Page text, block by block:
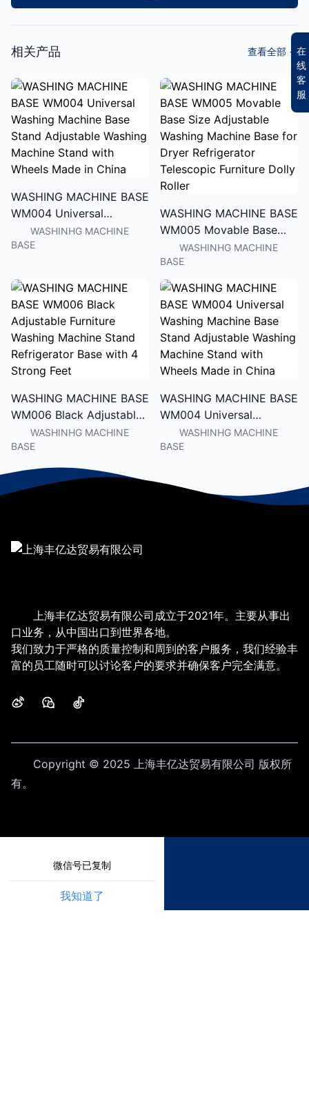
相关产品 查看全部 →
WASHING MACHINE BASE
WM004 Universal
Washing Machine Base
Stand Adjustable Washing
Wheels Made in China
WASHINHG MACHINE
BASE
WASHING MACHINE BASE
WM005 Movable Base
Size Adjustable Washing
Machine Base for Dryer
Refrigerator Telescopic
Furniture Dolly Roller
WASHINHG MACHINE
BASE
WASHING MACHINE BASE
WM006 Black Adjustable
Furniture Washing
Machine Stand
Refrigerator Base with 4
Strong Feet
WASHINHG MACHINE
BASE
WASHING MACHINE BASE
WM004 Universal
Washing Machine Base
Stand Adjustable Washing
Wheels Made in China
WASHINHG MACHINE
BASE
上海丰亿达贸易有限公司成立于2021年。主要从事出
口业务，从中国出口到世界各地。
我们致力于严格的质量控制和周到的客户服务，我们经验丰
富的员工随时可以讨论客户的要求并确保客户完全满意。
微博 微信 抖音
Copyright © 2025 上海丰亿达贸易有限公司 版权所
有。
在
线
客
服
微信号已复制
我知道了